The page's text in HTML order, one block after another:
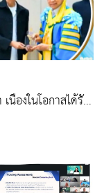
องในโอกาสได้รับ
ะจำปีการศึกษา